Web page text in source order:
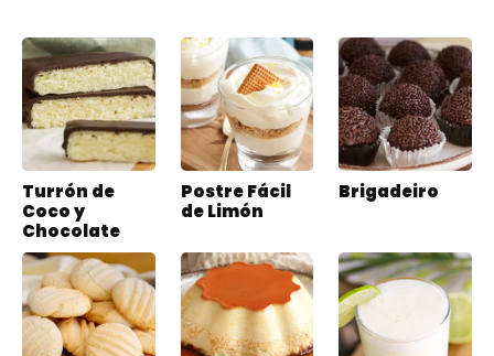
Turrón de
Coco y
Chocolate
Postre Fácil
de Limón
Brigadeiro